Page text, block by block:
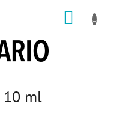
10 ml